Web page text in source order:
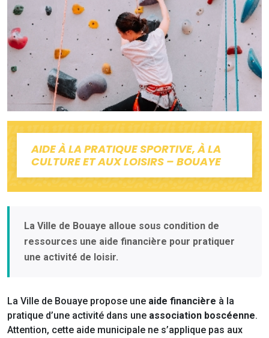
AIDE À LA PRATIQUE SPORTIVE, À LA
CULTURE ET AUX LOISIRS – BOUAYE
La Ville de Bouaye alloue sous condition de
ressources une aide financière pour pratiquer
une activité de loisir.
La Ville de Bouaye propose une aide financière à la
pratique d’une activité dans une association boscéenne.
Attention, cette aide municipale ne s’applique pas aux